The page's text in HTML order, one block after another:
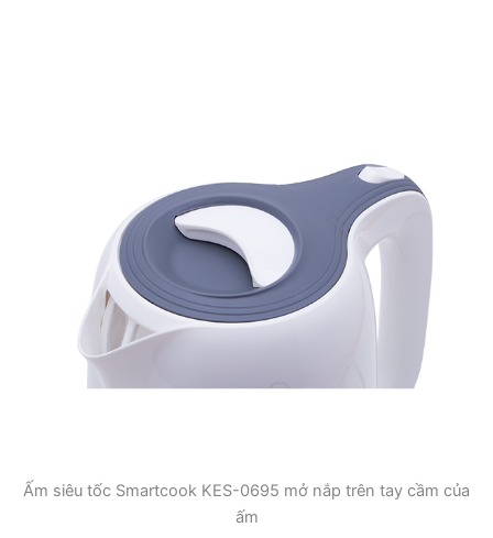
Ấm siêu tốc Smartcook KES-0695 mở nắp trên tay cầm của
ấm